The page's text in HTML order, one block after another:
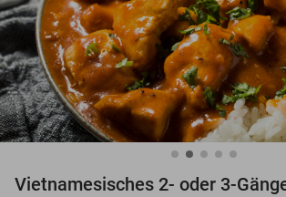
Vietnamesisches 2- oder 3-